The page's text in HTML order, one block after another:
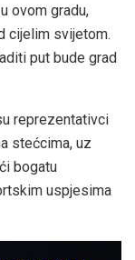
ovom gradu,
cijelim svijetom.
put bude grad
reprezentativci
stećcima, uz
bogatu
uspjesima